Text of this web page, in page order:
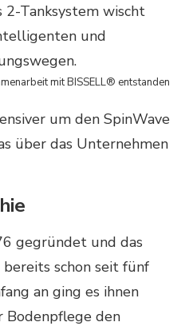
2-Tanksystem wischt
und
mit BISSELL® entstanden
um den SpinWave
über das Unternehmen
gegründet und das
schon seit fünf
an ging es ihnen
Bodenpflege den